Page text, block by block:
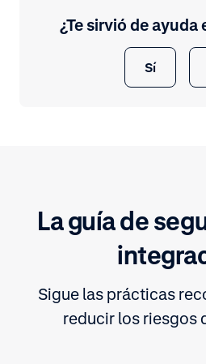
¿Te sirvió de
Sí
La guía de
Sigue las prácticas
reducir los riesgos